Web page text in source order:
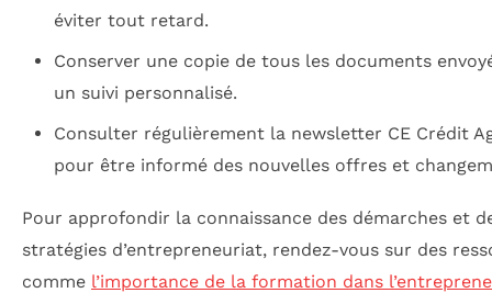
éviter tout retard.
Conserver une copie de tous les documents
un suivi personnalisé.
Consulter régulièrement la newsletter CE Crédit
pour être informé des nouvelles offres et
Pour approfondir la connaissance des démarches et
stratégies d’entrepreneuriat, rendez-vous sur des
comme l’importance de la formation dans